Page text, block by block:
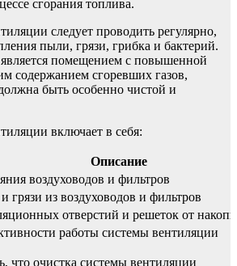
сгорания топлива.
следует проводить регулярно,
пыли, грязи, грибка и бактерий.
является помещением с повышенной
содержанием сгоревших газов,
быть особенно чистой и
включает в себя:
Описание
воздуховодов и фильтров
грязи из воздуховодов и фильтров
отверстий и решеток от
работы системы вентиляции
что очистка системы вентиляции